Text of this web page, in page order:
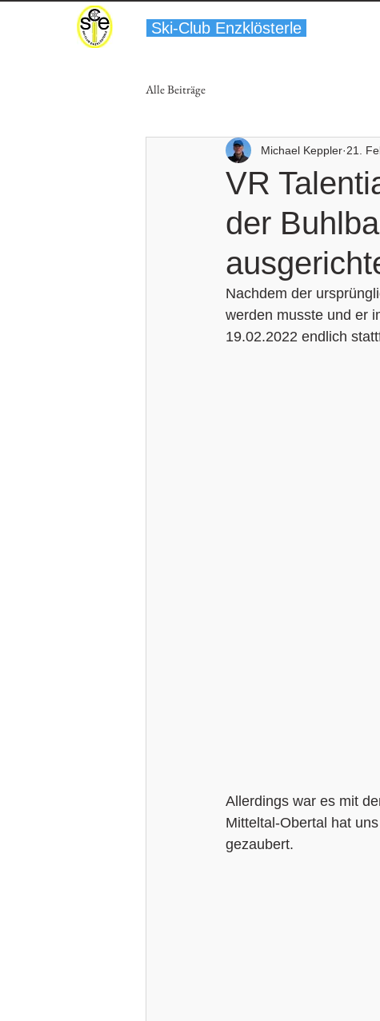
Ski-Club Enzklösterle
Alle Beiträge
VR
der
Michael Keppler 21.
Nachdem der
werden musste und er
19.02.2022 endlich
Allerdings war es mit
Mitteltal-Obertal hat
gezaubert.